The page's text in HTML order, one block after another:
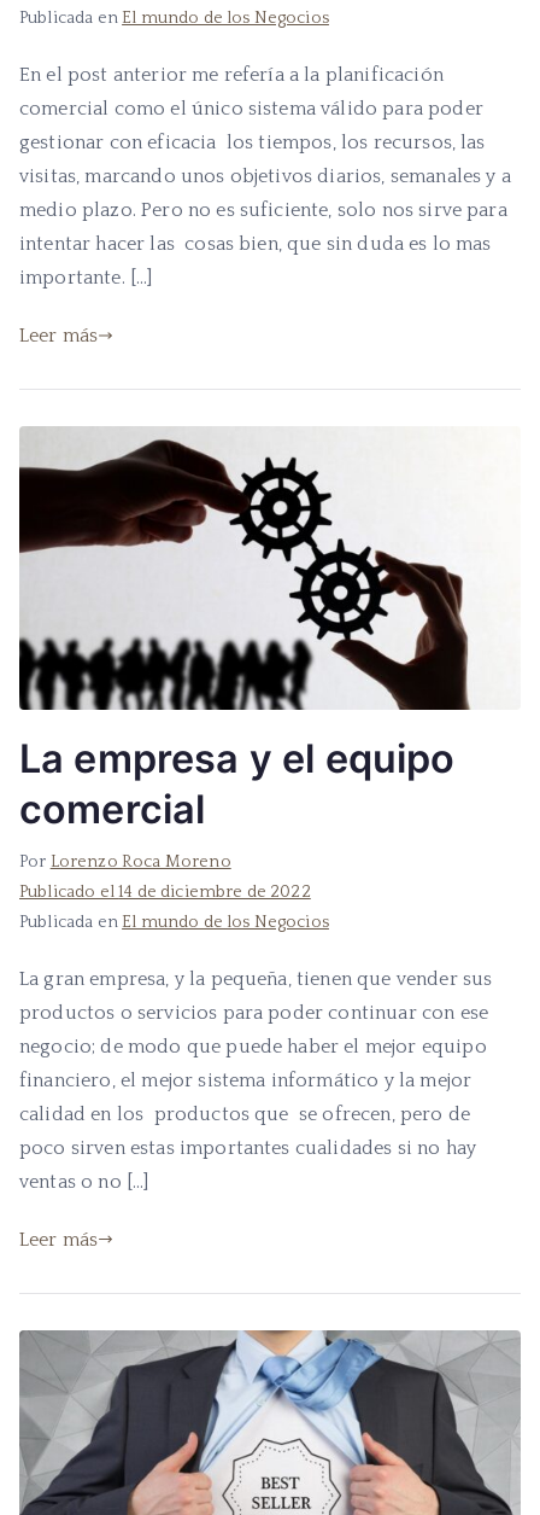
Publicada en El mundo de los Negocios
En el post anterior me refería a la planificación
comercial como el único sistema válido para poder
gestionar con eficacia los tiempos, los recursos, las
visitas, marcando unos objetivos diarios, semanales y a
medio plazo. Pero no es suficiente, solo nos sirve para
intentar hacer las cosas bien, que sin duda es lo mas
importante. […]
Leer más
La empresa y el equipo
comercial
Por Lorenzo Roca Moreno
Publicado el14 de diciembre de 2022
Publicada en El mundo de los Negocios
La gran empresa, y la pequeña, tienen que vender sus
productos o servicios para poder continuar con ese
negocio; de modo que puede haber el mejor equipo
financiero, el mejor sistema informático y la mejor
calidad en los productos que se ofrecen, pero de
poco sirven estas importantes cualidades si no hay
ventas o no […]
Leer más